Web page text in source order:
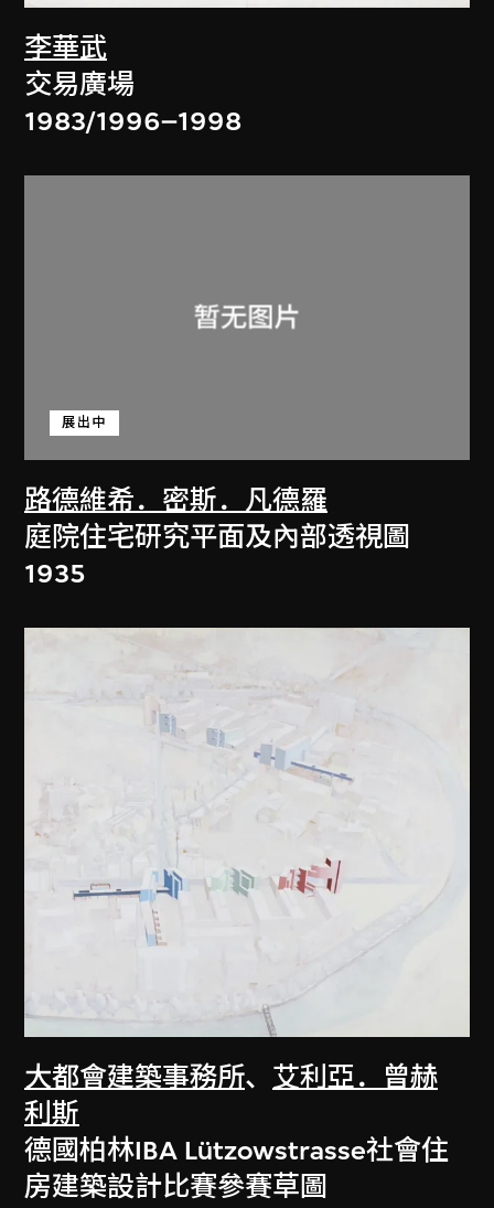
李華武
交易廣場
1983/1996–1998
路德維希．密斯．凡德羅
展出中
庭院住宅研究平面及內部透視圖
1935
大都會建築事務所、 艾利亞．曾赫
利斯
德國柏林IBA Lützowstrasse社會住
房建築設計比賽參賽草圖